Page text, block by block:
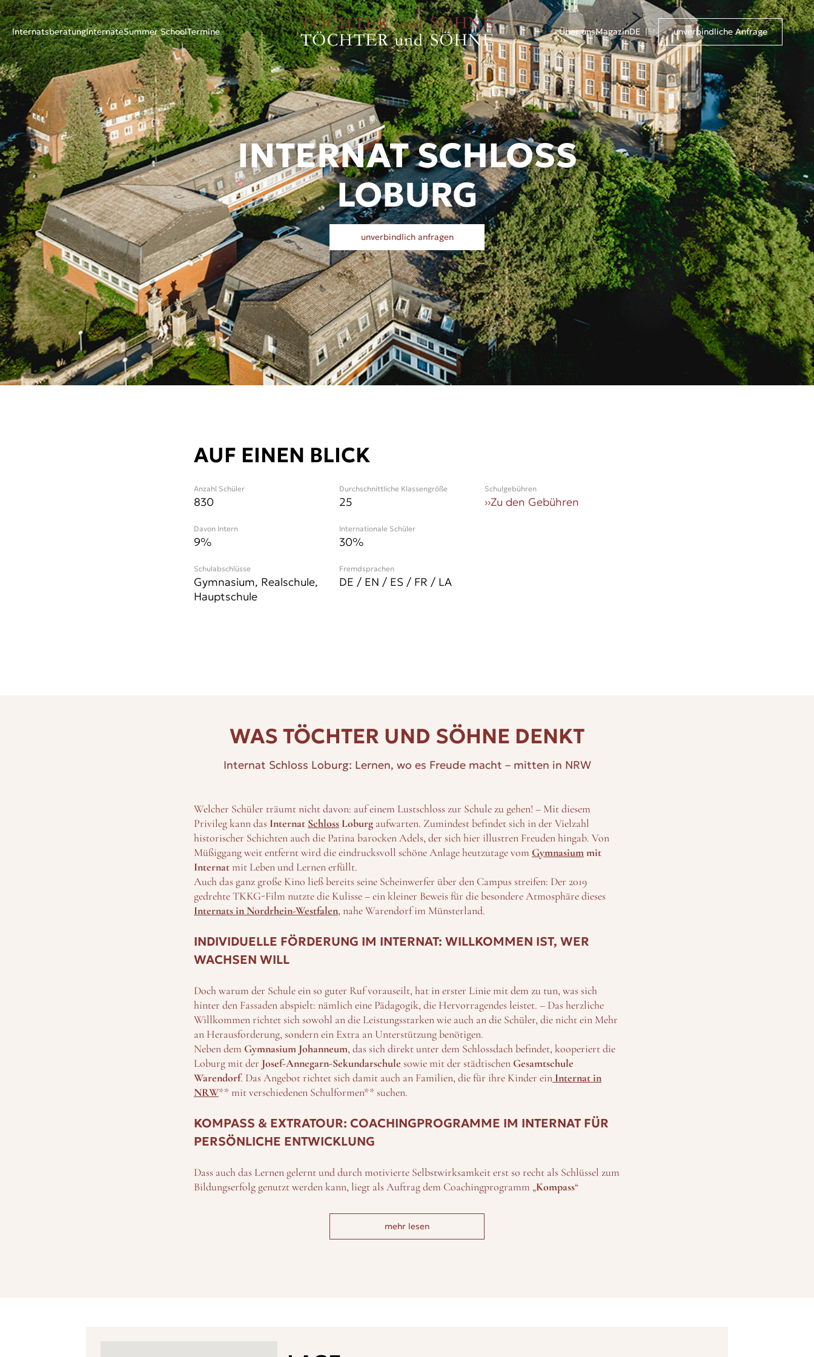
InternatsberatungInternateSummer SchoolTermine Über unsMagazinDE EN unverbindliche Anfrage
INTERNAT SCHLOSS
LOBURG
unverbindlich anfragen
AUF EINEN BLICK
Anzahl Schüler
830
Davon Intern
9%
Schulabschlüsse
Gymnasium, Realschule,
Hauptschule
Durchschnittliche Klassengröße
25
Internationale Schüler
30%
Fremdsprachen
DE / EN / ES / FR / LA
Schulgebühren
››Zu den Gebühren
WAS TÖCHTER UND SÖHNE DENKT
Internat Schloss Loburg: Lernen, wo es Freude macht – mitten in NRW
Welcher Schüler träumt nicht davon: auf einem Lustschloss zur Schule zu gehen! – Mit diesem
Privileg kann das Internat Schloss Loburg aufwarten. Zumindest befindet sich in der Vielzahl
historischer Schichten auch die Patina barocken Adels, der sich hier illustren Freuden hingab. Von
Müßiggang weit entfernt wird die eindrucksvoll schöne Anlage heutzutage vom Gymnasiummit
Internatmit Leben und Lernen erfüllt.
Auch das ganz große Kino ließ bereits seine Scheinwerfer über den Campus streifen: Der 2019
gedrehte TKKG-Film nutzte die Kulisse – ein kleiner Beweis für die besondere Atmosphäre dieses
Internats in Nordrhein-Westfalen, nahe Warendorf im Münsterland.
INDIVIDUELLE FÖRDERUNG IM INTERNAT: WILLKOMMEN IST, WER
WACHSEN WILL
Doch warum der Schule ein so guter Ruf vorauseilt, hat in erster Linie mit dem zu tun, was sich
hinter den Fassaden abspielt: nämlich eine Pädagogik, die Hervorragendes leistet. – Das herzliche
Willkommen richtet sich sowohl an die Leistungsstarken wie auch an die Schüler, die nicht ein Mehr
an Herausforderung, sondern ein Extra an Unterstützung benötigen.
Neben dem Gymnasium Johanneum, das sich direkt unter dem Schlossdach befindet, kooperiert die
Loburg mit der Josef-Annegarn-Sekundarschule sowie mit der städtischen Gesamtschule
Warendorf. Das Angebot richtet sich damit auch an Familien, die für ihre Kinder ein Internat in
NRW** mit verschiedenen Schulformen** suchen.
KOMPASS & EXTRATOUR: COACHINGPROGRAMME IM INTERNAT FÜR
PERSÖNLICHE ENTWICKLUNG
Dass auch das Lernen gelernt und durch motivierte Selbstwirksamkeit erst so recht als Schlüssel zum
Bildungserfolg genutzt werden kann, liegt als Auftrag dem Coachingprogramm „Kompass“
Methodik, die es einem Schüler ermöglicht, sich seiner individuellen Voraussetzungen, Fähigkeiten
und Ziele bewusst zu werden und diese umzusetzen.
Rund 900 Schüler besuchen aktuell die Schule – über 100 von ihnen leben im Internat auf dem
mehr lesen